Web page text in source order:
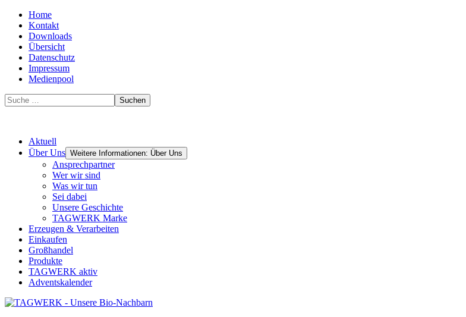
Home
Kontakt
Downloads
Übersicht
Datenschutz
Impressum
Medienpool
Suchen
Aktuell
Über Uns Weitere Informationen: Über Uns
Ansprechpartner
Wer wir sind
Was wir tun
Sei dabei
Unsere Geschichte
TAGWERK Marke
Erzeugen & Verarbeiten
Einkaufen
Großhandel
Produkte
TAGWERK aktiv
Adventskalender